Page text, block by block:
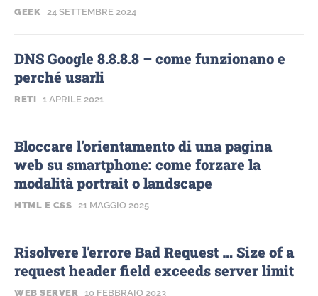
GEEK 24 SETTEMBRE 2024
DNS Google 8.8.8.8 – come funzionano e
perché usarli
RETI 1 APRILE 2021
Bloccare l’orientamento di una pagina
web su smartphone: come forzare la
modalità portrait o landscape
HTML E CSS 21 MAGGIO 2025
Risolvere l’errore Bad Request … Size of a
request header field exceeds server limit
WEB SERVER 10 FEBBRAIO 2023